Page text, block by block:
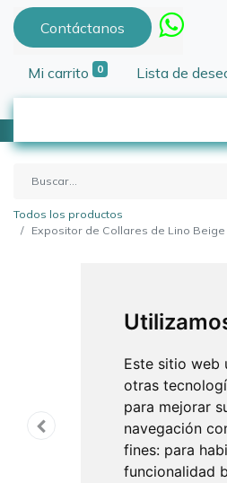
Este sitio web
otras
para mejorar
navegación
fines: para
funcionalidad
Contáctanos
Mi carrito 0 Lista de
Todos los productos
Expositor de Collares de Lino Beige